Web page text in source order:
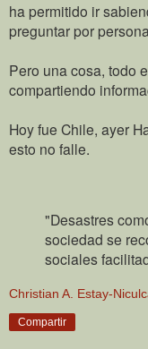
ha permitido ir
preguntar por
Pero una cosa, todo
compartiendo
Hoy fue Chile, ayer
esto no falle.
"Desastres
sociedad se
sociales
Christian A. Estay-
Compartir